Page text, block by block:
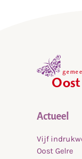
Actueel
Vijf
Oost Gelre